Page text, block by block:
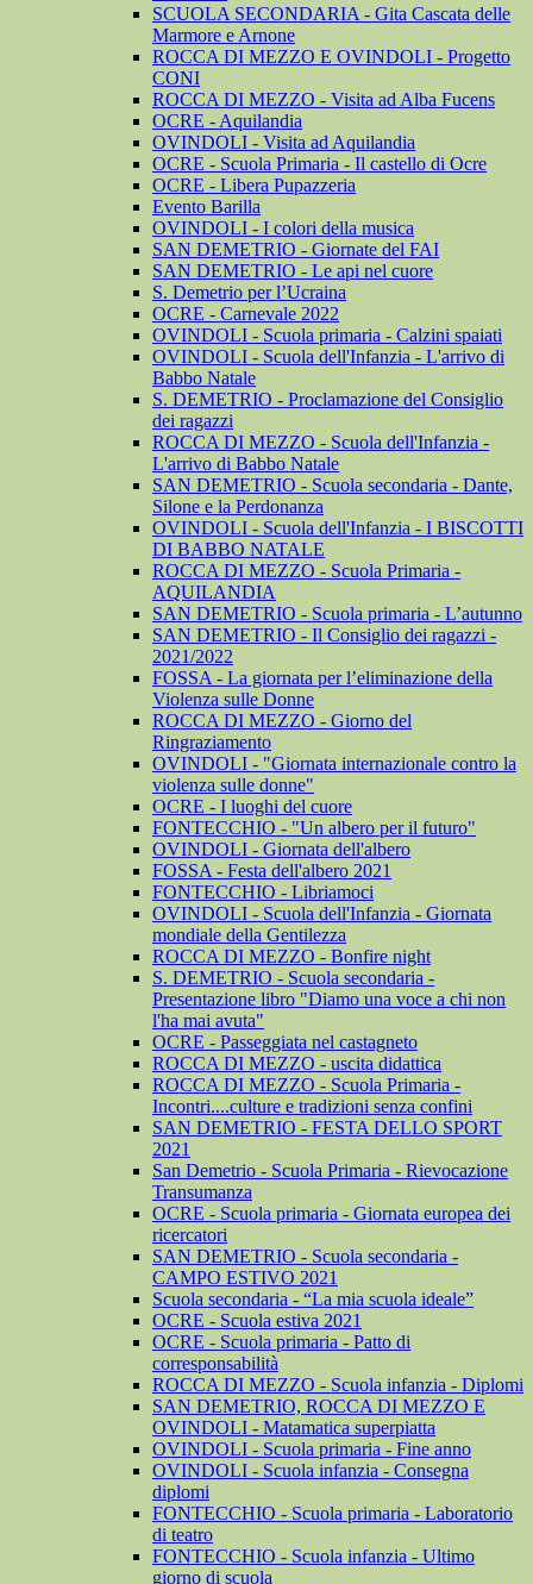
SCUOLA SECONDARIA - Gita Cascata delle
Marmore e Arnone
ROCCA DI MEZZO E OVINDOLI - Progetto
CONI
ROCCA DI MEZZO - Visita ad Alba Fucens
OCRE - Aquilandia
OVINDOLI - Visita ad Aquilandia
OCRE - Scuola Primaria - Il castello di Ocre
OCRE - Libera Pupazzeria
Evento Barilla
OVINDOLI - I colori della musica
SAN DEMETRIO - Giornate del FAI
SAN DEMETRIO - Le api nel cuore
S. Demetrio per l’Ucraina
OCRE - Carnevale 2022
OVINDOLI - Scuola primaria - Calzini spaiati
OVINDOLI - Scuola dell'Infanzia - L'arrivo di
Babbo Natale
S. DEMETRIO - Proclamazione del Consiglio
dei ragazzi
ROCCA DI MEZZO - Scuola dell'Infanzia -
L'arrivo di Babbo Natale
SAN DEMETRIO - Scuola secondaria - Dante,
Silone e la Perdonanza
OVINDOLI - Scuola dell'Infanzia - I BISCOTTI
DI BABBO NATALE
ROCCA DI MEZZO - Scuola Primaria -
AQUILANDIA
SAN DEMETRIO - Scuola primaria - L’autunno
SAN DEMETRIO - Il Consiglio dei ragazzi -
2021/2022
FOSSA - La giornata per l’eliminazione della
Violenza sulle Donne
ROCCA DI MEZZO - Giorno del
Ringraziamento
OVINDOLI - "Giornata internazionale contro la
violenza sulle donne"
OCRE - I luoghi del cuore
FONTECCHIO - "Un albero per il futuro"
OVINDOLI - Giornata dell'albero
FOSSA - Festa dell'albero 2021
FONTECCHIO - Libriamoci
OVINDOLI - Scuola dell'Infanzia - Giornata
mondiale della Gentilezza
ROCCA DI MEZZO - Bonfire night
S. DEMETRIO - Scuola secondaria -
Presentazione libro "Diamo una voce a chi non
l'ha mai avuta"
OCRE - Passeggiata nel castagneto
ROCCA DI MEZZO - uscita didattica
ROCCA DI MEZZO - Scuola Primaria -
Incontri....culture e tradizioni senza confini
SAN DEMETRIO - FESTA DELLO SPORT
2021
San Demetrio - Scuola Primaria - Rievocazione
Transumanza
OCRE - Scuola primaria - Giornata europea dei
ricercatori
SAN DEMETRIO - Scuola secondaria -
CAMPO ESTIVO 2021
Scuola secondaria - “La mia scuola ideale”
OCRE - Scuola estiva 2021
OCRE - Scuola primaria - Patto di
corresponsabilità
ROCCA DI MEZZO - Scuola infanzia - Diplomi
SAN DEMETRIO, ROCCA DI MEZZO E
OVINDOLI - Matamatica superpiatta
OVINDOLI - Scuola primaria - Fine anno
OVINDOLI - Scuola infanzia - Consegna
diplomi
FONTECCHIO - Scuola primaria - Laboratorio
di teatro
FONTECCHIO - Scuola infanzia - Ultimo
giorno di scuola